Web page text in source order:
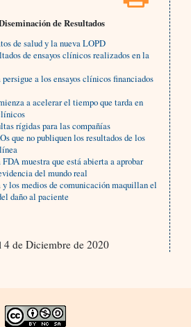
de Resultados
de salud y la nueva LOPD
de ensayos clínicos realizados en la
a los ensayos clínicos financiados
a acelerar el tiempo que tarda en
rígidas para las compañías
que no publiquen los resultados de los
muestra que está abierta a aprobar
del mundo real
los medios de comunicación maquillan el
daño al paciente
4 de Diciembre de 2020